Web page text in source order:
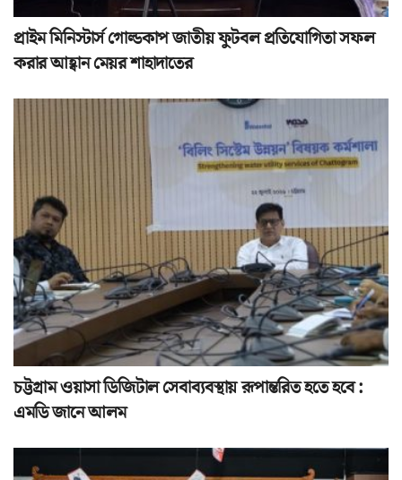
প্রাইম মিনিস্টার্স গোল্ডকাপ জাতীয় ফুটবল প্রতিযোগিতা সফল
করার আহ্বান মেয়র শাহাদাতের
চট্টগ্রাম ওয়াসা ডিজিটাল সেবাব্যবস্থায় রূপান্তরিত হতে হবে :
এমডি জানে আলম